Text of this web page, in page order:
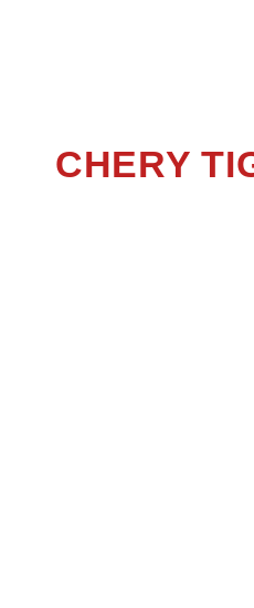
CHERY